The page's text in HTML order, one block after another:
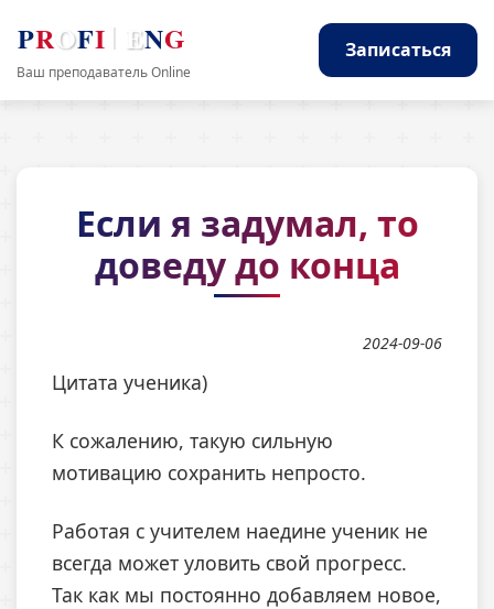
PROFI ENG
Ваш преподаватель Online
Записаться
Если я задумал, то
доведу до конца
2024-09-06
Цитата ученика)
К сожалению, такую сильную
мотивацию сохранить непросто.
Работая с учителем наедине ученик не
всегда может уловить свой прогресс.
Так как мы постоянно добавляем новое,